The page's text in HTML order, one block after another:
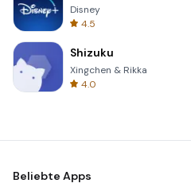
Disney
4.5
Shizuku
Xingchen & Rikka
4.0
Beliebte Apps